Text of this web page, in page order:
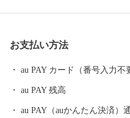
お支払い方法
au PAY カード（番号入力不
au PAY 残高
au PAY（auかんたん決済）